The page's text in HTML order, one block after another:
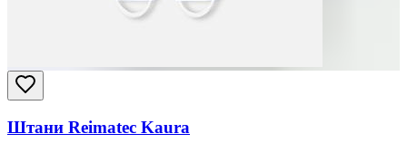
Штани Reimatec Kaura